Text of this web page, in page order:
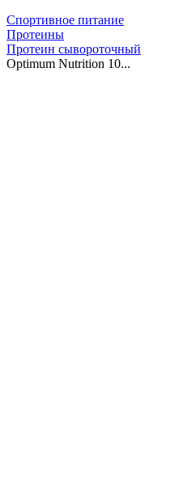
Спортивное питание
Протеины
Протеин сывороточный
Optimum Nutrition 10...